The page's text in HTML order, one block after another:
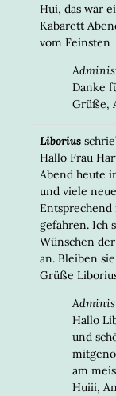
Hui, das war
Kabarett
vom Feinsten
Danke
Grüße,
Liborius
Hallo Frau
Abend heute
und viele
Entsprechend
gefahren. Ich
Wünschen
an. Bleiben
Grüße
Hallo
und
am
Huiii,